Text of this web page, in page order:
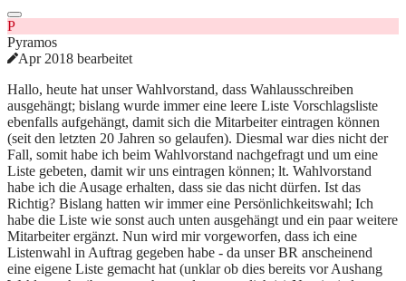
P
Pyramos
Apr 2018 bearbeitet
Hallo, heute hat unser Wahlvorstand, dass Wahlausschreiben
ausgehängt; bislang wurde immer eine leere Liste Vorschlagsliste
ebenfalls aufgehängt, damit sich die Mitarbeiter eintragen können
(seit den letzten 20 Jahren so gelaufen). Diesmal war dies nicht der
Fall, somit habe ich beim Wahlvorstand nachgefragt und um eine
Liste gebeten, damit wir uns eintragen können; lt. Wahlvorstand
habe ich die Ausage erhalten, dass sie das nicht dürfen. Ist das
Richtig? Bislang hatten wir immer eine Persönlichkeitswahl; Ich
habe die Liste wie sonst auch unten ausgehängt und ein paar weitere
Mitarbeiter ergänzt. Nun wird mir vorgeworfen, dass ich eine
Listenwahl in Auftrag gegeben habe - da unser BR anscheinend
eine eigene Liste gemacht hat (unklar ob dies bereits vor Aushang